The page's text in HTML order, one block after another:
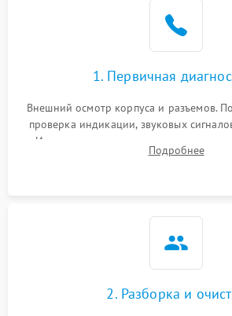
1. Первичная
Внешний осмотр корпуса и разъемов.
проверка индикации, звуковых
Измерение входного и выходного
реакции ИБП на отключение
Подробнее
2. Разборка и